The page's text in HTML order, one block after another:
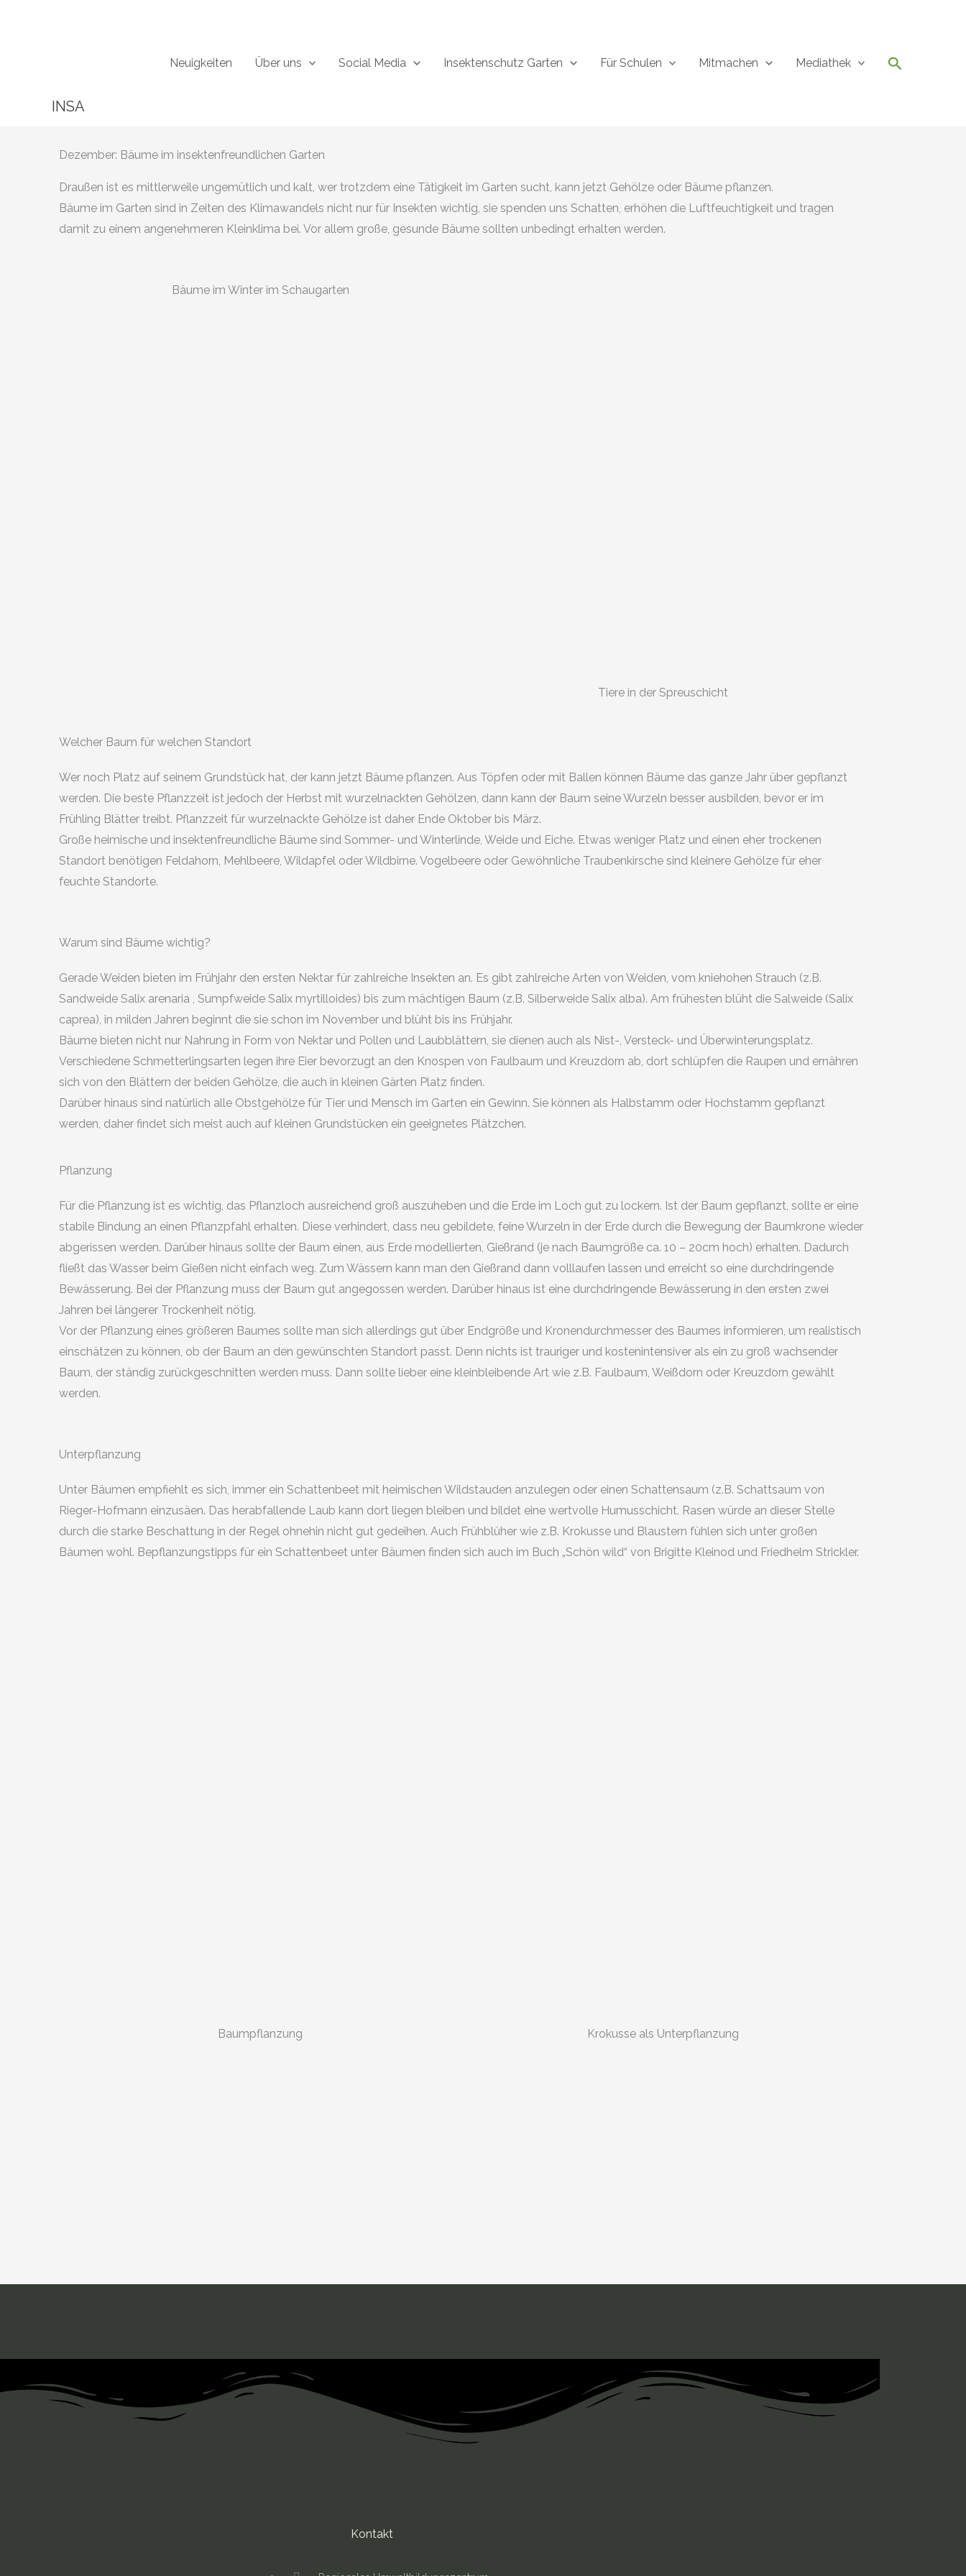
INSA
Neuigkeiten Über uns Social Media Insektenschutz Garten Für Schulen Mitmachen Mediathek Suchen
Dezember: Bäume im insektenfreundlichen Garten
Draußen ist es mittlerweile ungemütlich und kalt, wer trotzdem eine Tätigkeit im Garten sucht, kann jetzt Gehölze oder Bäume pflanzen.
Bäume im Garten sind in Zeiten des Klimawandels nicht nur für Insekten wichtig, sie spenden uns Schatten, erhöhen die Luftfeuchtigkeit und tragen
damit zu einem angenehmeren Kleinklima bei. Vor allem große, gesunde Bäume sollten unbedingt erhalten werden.
Bäume im Winter im Schaugarten
Tiere in der Spreuschicht
Welcher Baum für welchen Standort
Wer noch Platz auf seinem Grundstück hat, der kann jetzt Bäume pflanzen. Aus Töpfen oder mit Ballen können Bäume das ganze Jahr über gepflanzt
werden. Die beste Pflanzzeit ist jedoch der Herbst mit wurzelnackten Gehölzen, dann kann der Baum seine Wurzeln besser ausbilden, bevor er im
Frühling Blätter treibt. Pflanzzeit für wurzelnackte Gehölze ist daher Ende Oktober bis März.
Große heimische und insektenfreundliche Bäume sind Sommer- und Winterlinde, Weide und Eiche. Etwas weniger Platz und einen eher trockenen
Standort benötigen Feldahorn, Mehlbeere, Wildapfel oder Wildbirne. Vogelbeere oder Gewöhnliche Traubenkirsche sind kleinere Gehölze für eher
feuchte Standorte.
Warum sind Bäume wichtig?
Gerade Weiden bieten im Frühjahr den ersten Nektar für zahlreiche Insekten an. Es gibt zahlreiche Arten von Weiden, vom kniehohen Strauch (z.B.
Sandweide Salix arenaria , Sumpfweide Salix myrtilloides) bis zum mächtigen Baum (z.B. Silberweide Salix alba). Am frühesten blüht die Salweide (Salix
caprea), in milden Jahren beginnt die sie schon im November und blüht bis ins Frühjahr.
Bäume bieten nicht nur Nahrung in Form von Nektar und Pollen und Laubblättern, sie dienen auch als Nist-, Versteck- und Überwinterungsplatz.
Verschiedene Schmetterlingsarten legen ihre Eier bevorzugt an den Knospen von Faulbaum und Kreuzdorn ab, dort schlüpfen die Raupen und ernähren
sich von den Blättern der beiden Gehölze, die auch in kleinen Gärten Platz finden.
Darüber hinaus sind natürlich alle Obstgehölze für Tier und Mensch im Garten ein Gewinn. Sie können als Halbstamm oder Hochstamm gepflanzt
werden, daher findet sich meist auch auf kleinen Grundstücken ein geeignetes Plätzchen.
Pflanzung
Für die Pflanzung ist es wichtig, das Pflanzloch ausreichend groß auszuheben und die Erde im Loch gut zu lockern. Ist der Baum gepflanzt, sollte er eine
stabile Bindung an einen Pflanzpfahl erhalten. Diese verhindert, dass neu gebildete, feine Wurzeln in der Erde durch die Bewegung der Baumkrone wieder
abgerissen werden. Darüber hinaus sollte der Baum einen, aus Erde modellierten, Gießrand (je nach Baumgröße ca. 10 – 20cm hoch) erhalten. Dadurch
fließt das Wasser beim Gießen nicht einfach weg. Zum Wässern kann man den Gießrand dann volllaufen lassen und erreicht so eine durchdringende
Bewässerung. Bei der Pflanzung muss der Baum gut angegossen werden. Darüber hinaus ist eine durchdringende Bewässerung in den ersten zwei
Jahren bei längerer Trockenheit nötig.
Vor der Pflanzung eines größeren Baumes sollte man sich allerdings gut über Endgröße und Kronendurchmesser des Baumes informieren, um realistisch
einschätzen zu können, ob der Baum an den gewünschten Standort passt. Denn nichts ist trauriger und kostenintensiver als ein zu groß wachsender
Baum, der ständig zurückgeschnitten werden muss. Dann sollte lieber eine kleinbleibende Art wie z.B. Faulbaum, Weißdorn oder Kreuzdorn gewählt
werden.
Unterpflanzung
Unter Bäumen empfiehlt es sich, immer ein Schattenbeet mit heimischen Wildstauden anzulegen oder einen Schattensaum (z.B. Schattsaum von
Rieger-Hofmann einzusäen. Das herabfallende Laub kann dort liegen bleiben und bildet eine wertvolle Humusschicht. Rasen würde an dieser Stelle
durch die starke Beschattung in der Regel ohnehin nicht gut gedeihen. Auch Frühblüher wie z.B. Krokusse und Blaustern fühlen sich unter großen
Bäumen wohl. Bepflanzungstipps für ein Schattenbeet unter Bäumen finden sich auch im Buch „Schön wild“ von Brigitte Kleinod und Friedhelm Strickler.
Baumpflanzung Krokusse als Unterpflanzung
Kontakt